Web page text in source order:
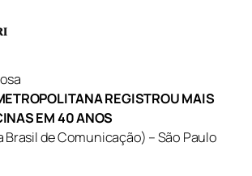
REGISTROU MAIS
EM 40 ANOS
Brasil de Comunicação) – São Paulo